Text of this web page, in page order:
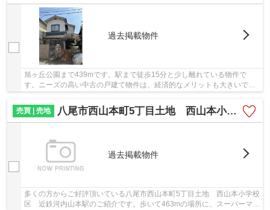
過去掲載物件
旭ヶ丘公園まで439mです。駅まで徒歩15分と少し離れている物件で
す。ニーズの高い中古の戸建て物件は、経済的なメリットも大きいで
す。利便性良好な前面道路6m以上の物件をご検討くだ...
売買 | 売地
八尾市西山本町5丁目土地 西山本小学校区 近鉄河内山本駅
過去掲載物件
多くの方からご好評頂いている八尾市西山本町5丁目土地 西山本小学校
区 近鉄河内山本駅のご紹介です。歩いて463mの場所に、スーパーマル